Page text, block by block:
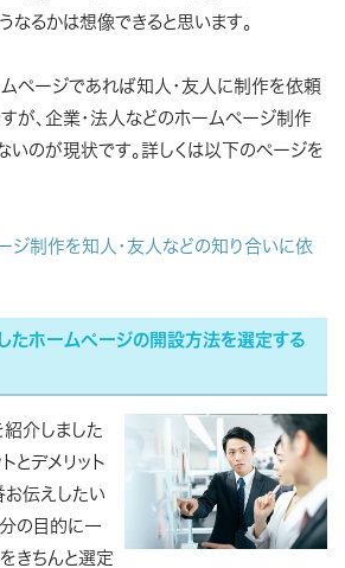
るかは想像できると思います。
ページであれば知人・友人に制作を依頼
が、企業・法人などのホームページ制作
いのが現状です。詳しくは以下のページを
ジ制作を知人・友人などの知り合いに依
たホームページの開設方法を選定する
介しました
とデメリット
お伝えしたい
の目的に一
きちんと選定